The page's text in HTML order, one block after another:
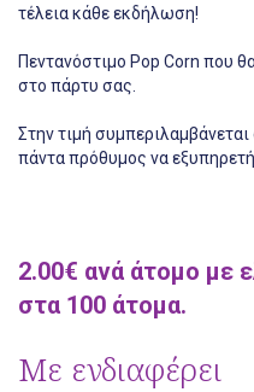
τέλεια κάθε εκδήλωση!
Πεντανόστιμο Pop Corn που
στο πάρτυ σας.
Στην τιμή
πάντα πρόθυμος να
2.00€ ανά άτομο με
στα 100 άτομα.
Με ενδιαφέρει